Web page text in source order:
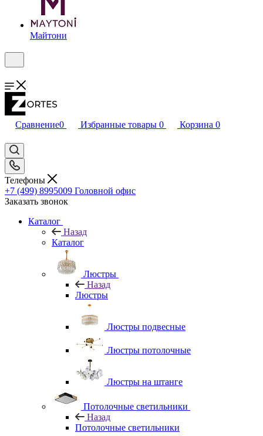
Майтони
Сравнение0 Избранные товары 0 Корзина 0
Телефоны
+7 (499) 8995009 Головной офис
Заказать звонок
Каталог
Назад
Каталог
Люстры
Назад
Люстры
Люстры подвесные
Люстры потолочные
Люстры на штанге
Потолочные светильники
Назад
Потолочные светильники